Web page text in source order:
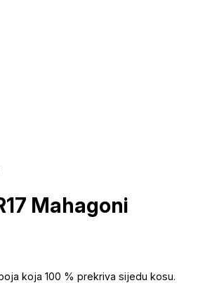
Mahagoni
koja 100 % prekriva sijedu kosu.